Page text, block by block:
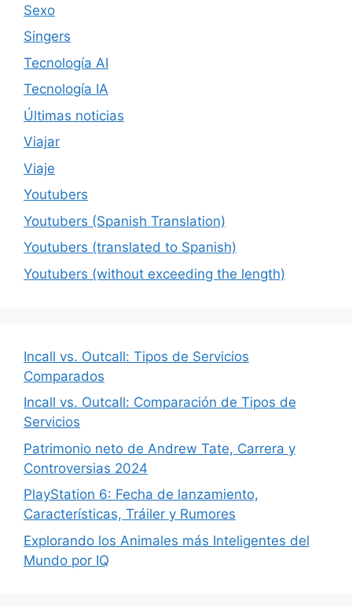
Sexo
Singers
Tecnología AI
Tecnología IA
Últimas noticias
Viajar
Viaje
Youtubers
Youtubers (Spanish Translation)
Youtubers (translated to Spanish)
Youtubers (without exceeding the length)
Incall vs. Outcall: Tipos de Servicios
Comparados
Incall vs. Outcall: Comparación de Tipos de
Servicios
Patrimonio neto de Andrew Tate, Carrera y
Controversias 2024
PlayStation 6: Fecha de lanzamiento,
Características, Tráiler y Rumores
Explorando los Animales más Inteligentes del
Mundo por IQ